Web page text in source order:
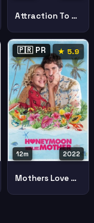
Attraction To Paris
🇵🇷 PR ★ 5.9
2022
12m
Mothers Love Amor De Madre